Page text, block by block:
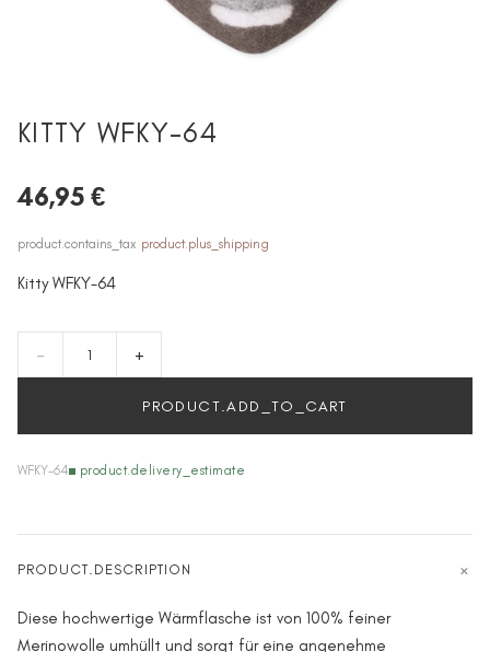
KITTY WFKY-64
46,95 €
product.contains_tax product.plus_shipping
Kitty WFKY-64
- +
PRODUCT.ADD_TO_CART
WFKY-64 product.delivery_estimate
PRODUCT.DESCRIPTION
Diese hochwertige Wärmflasche ist von 100% feiner
Merinowolle umhüllt und sorgt für eine angenehme